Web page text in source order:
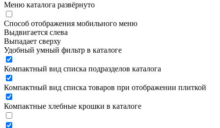
Меню каталога развёрнуто
Способ отображения мобильного меню
Выдвигается слева
Выпадает сверху
Удобный умный фильтр в каталоге
Компактный вид списка подразделов каталога
Компактный вид списка товаров при отображении плиткой
Компактные хлебные крошки в каталоге